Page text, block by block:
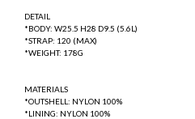
DETAIL
*BODY: W25.5 H28 D9.5 (5.6L)
*STRAP: 120 (MAX)
*WEIGHT: 178G
MATERIALS
*OUTSHELL: NYLON 100%
*LINING: NYLON 100%